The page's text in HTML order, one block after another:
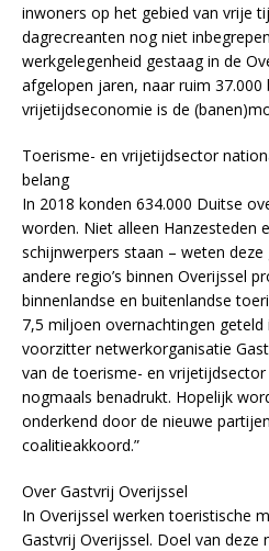
inwoners op het gebied van vrije
dagrecreanten nog niet
werkgelegenheid gestaag in de
afgelopen jaren, naar ruim
vrijetijdseconomie is de
Toerisme- en vrijetijdsector
belang
In 2018 konden 634.000 Duitse
worden. Niet alleen Hanzesteden
schijnwerpers staan – weten
andere regio’s binnen Overijssel
binnenlandse en buitenlandse
7,5 miljoen overnachtingen
voorzitter netwerkorganisatie
van de toerisme- en
nogmaals benadrukt. Hopelijk
onderkend door de nieuwe
coalitieakkoord.”
Over Gastvrij Overijssel
In Overijssel werken toeristische
Gastvrij Overijssel. Doel van